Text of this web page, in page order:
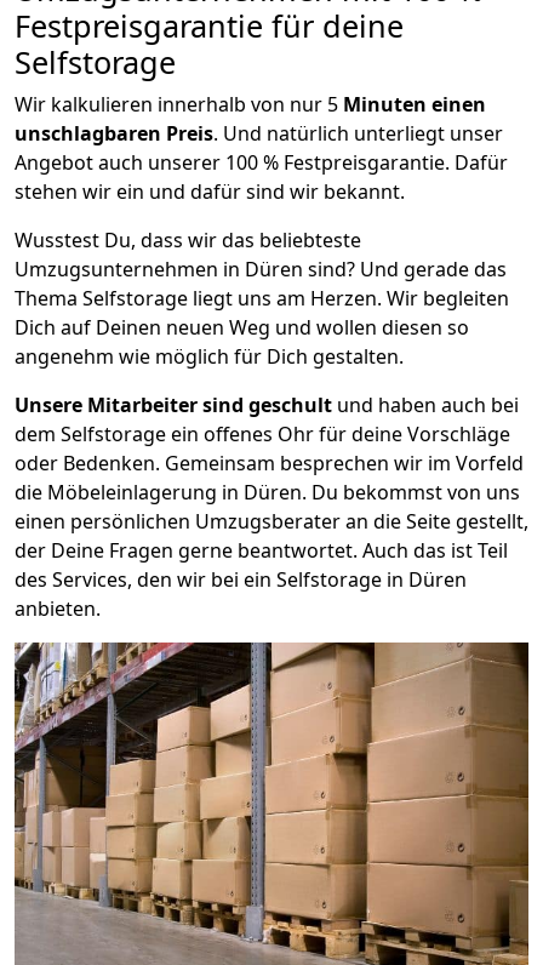
Festpreisgarantie für deine
Selfstorage
Wir kalkulieren innerhalb von nur 5 Minuten einen
unschlagbaren Preis. Und natürlich unterliegt unser
Angebot auch unserer 100 % Festpreisgarantie. Dafür
stehen wir ein und dafür sind wir bekannt.
Wusstest Du, dass wir das beliebteste
Umzugsunternehmen in Düren sind? Und gerade das
Thema Selfstorage liegt uns am Herzen. Wir begleiten
Dich auf Deinen neuen Weg und wollen diesen so
angenehm wie möglich für Dich gestalten.
Unsere Mitarbeiter sind geschult und haben auch bei
dem Selfstorage ein offenes Ohr für deine Vorschläge
oder Bedenken. Gemeinsam besprechen wir im Vorfeld
die Möbeleinlagerung in Düren. Du bekommst von uns
einen persönlichen Umzugsberater an die Seite gestellt,
der Deine Fragen gerne beantwortet. Auch das ist Teil
des Services, den wir bei ein Selfstorage in Düren
anbieten.